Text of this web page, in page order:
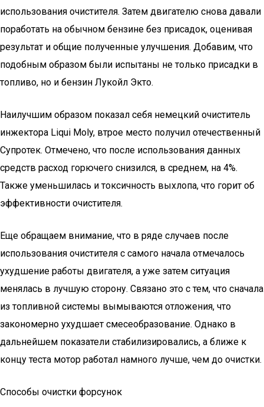
использования очистителя. Затем двигателю снова давали
поработать на обычном бензине без присадок, оценивая
результат и общие полученные улучшения. Добавим, что
подобным образом были испытаны не только присадки в
топливо, но и бензин Лукойл Экто.
Наилучшим образом показал себя немецкий очиститель
инжектора Liqui Moly, втрое место получил отечественный
Супротек. Отмечено, что после использования данных
средств расход горючего снизился, в среднем, на 4%.
Также уменьшилась и токсичность выхлопа, что горит об
эффективности очистителя.
Еще обращаем внимание, что в ряде случаев после
использования очистителя с самого начала отмечалось
ухудшение работы двигателя, а уже затем ситуация
менялась в лучшую сторону. Связано это с тем, что сначала
из топливной системы вымываются отложения, что
закономерно ухудшает смесеобразование. Однако в
дальнейшем показатели стабилизировались, а ближе к
концу теста мотор работал намного лучше, чем до очистки.
Способы очистки форсунок